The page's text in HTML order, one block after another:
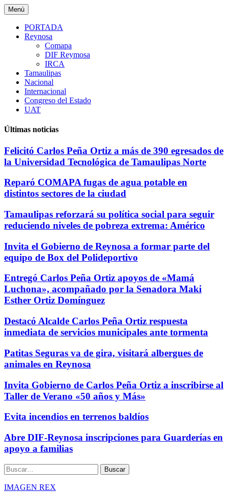
Saltar
al
contenido
Menú
PORTADA
Reynosa
Comapa
DIF Reymosa
IRCA
Tamaulipas
Nacional
Internacional
Congreso del Estado
UAT
Últimas noticias
Felicitó Carlos Peña Ortiz a más de 390 egresados de
la Universidad Tecnológica de Tamaulipas Norte
Reparó COMAPA fugas de agua potable en
distintos sectores de la ciudad
Tamaulipas reforzará su política social para seguir
reduciendo niveles de pobreza extrema: Américo
Invita el Gobierno de Reynosa a formar parte del
equipo de Box del Polideportivo
Entregó Carlos Peña Ortiz apoyos de «Mamá
Luchona», acompañado por la Senadora Maki
Esther Ortiz Domínguez
Destacó Alcalde Carlos Peña Ortiz respuesta
inmediata de servicios municipales ante tormenta
Patitas Seguras va de gira, visitará albergues de
animales en Reynosa
Invita Gobierno de Carlos Peña Ortiz a inscribirse al
Taller de Verano «50 años y Más»
Evita incendios en terrenos baldíos
Abre DIF-Reynosa inscripciones para Guarderías en
apoyo a familias
Buscar
IMAGEN REX